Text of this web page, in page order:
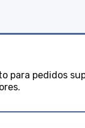
para pedidos